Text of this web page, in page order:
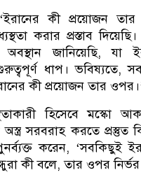
কী প্রয়োজন তার
করার প্রস্তাব দিয়েছি।
জানিয়েছি, যা
ধাপ। ভবিষ্যতে,
কী প্রয়োজন তার
হিসেবে মস্কো
অস্ত্র সরবরাহ করতে প্রস্তুত
করেন, ‘সবকিছুই
কী বলে, তার ওপর